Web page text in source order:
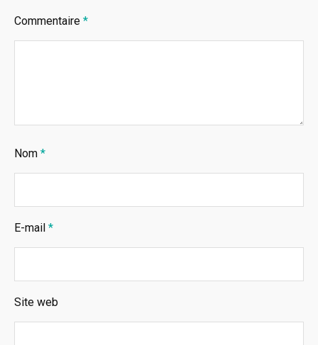
Commentaire *
Nom *
E-mail *
Site web